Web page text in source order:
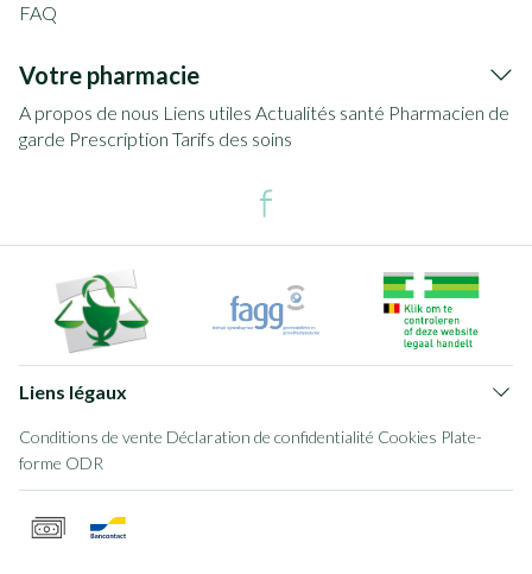
FAQ
Votre pharmacie
A propos de nous Liens utiles Actualités santé Pharmacien de
garde Prescription Tarifs des soins
Liens légaux
Conditions de vente Déclaration de confidentialité Cookies Plate-
forme ODR